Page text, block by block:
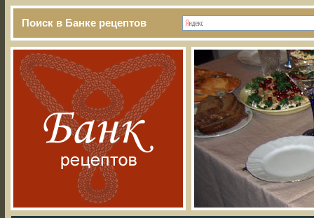
Поиск в Банке рецептов